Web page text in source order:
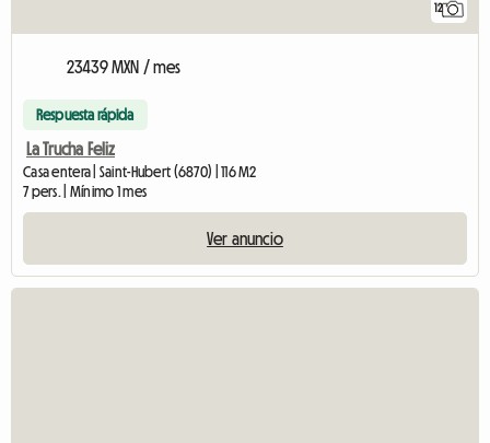
12
23439 MXN / mes
Respuesta rápida
La Trucha Feliz
Casa entera | Saint-Hubert (6870) | 116 M2
7 pers. | Mínimo 1 mes
Ver anuncio